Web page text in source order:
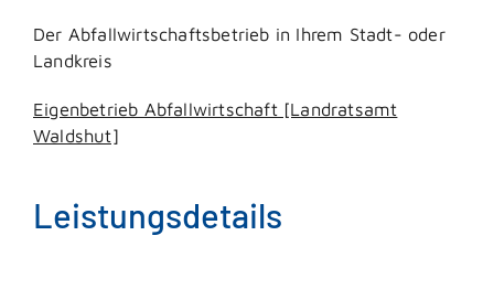
Der Abfallwirtschaftsbetrieb in Ihrem Stadt- oder
Landkreis
Eigenbetrieb Abfallwirtschaft [Landratsamt
Waldshut]
Leistungsdetails